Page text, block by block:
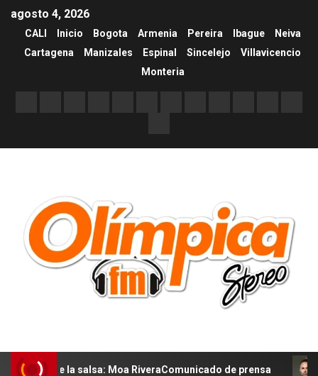
agosto 4, 2026
CALI Inicio Bogota Armenia Pereira Ibague
Neiva
Cartagena
Manizales Espinal Sincelejo
Villavicencio
Monteria
la salsa: Moa RiveraComunicado de prensa